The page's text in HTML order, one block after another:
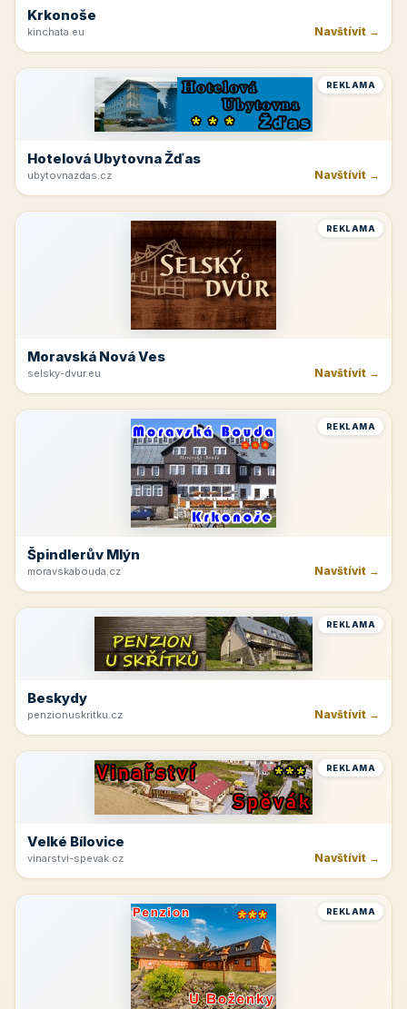
Krkonoše
kinchata.eu Navštívit →
REKLAMA
Hotelová Ubytovna Žďas
ubytovnazdas.cz Navštívit →
REKLAMA
Moravská Nová Ves
selsky-dvur.eu Navštívit →
REKLAMA
Špindlerův Mlýn
moravskabouda.cz Navštívit →
REKLAMA
Beskydy
penzionuskritku.cz Navštívit →
REKLAMA
Velké Bílovice
vinarstvi-spevak.cz Navštívit →
REKLAMA